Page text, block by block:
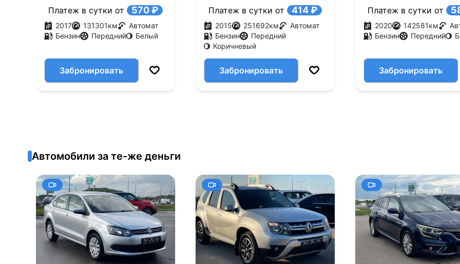
Платеж в сутки от 570 ₽
2017 131301км
Автомат
Бензин
Передний Белый
Забронировать
Платеж в сутки от 414 ₽
2015 251692км
Автомат
Бензин
Передний
Коричневый
Забронировать
Платеж в сутки от
2020 142581км
Бензин
Передний
Забронировать
Автомобили за те-же деньги